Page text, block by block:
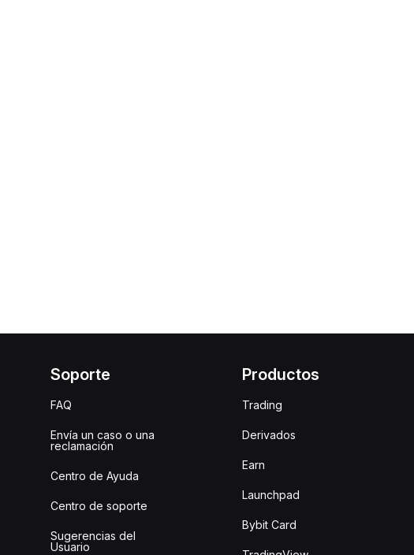
Soporte
FAQ
Envía un caso o una
reclamación
Centro de Ayuda
Centro de soporte
Sugerencias del
Usuario
Productos
Trading
Derivados
Earn
Launchpad
Bybit Card